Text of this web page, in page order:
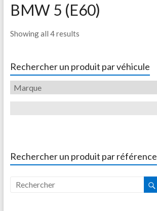
BMW 5 (E60)
Showing all 4 results
Rechercher un produit par véhicule
Rechercher un produit par référence